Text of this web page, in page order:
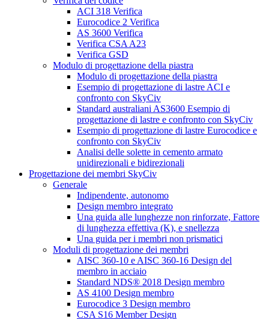
ACI 318 Verifica
Eurocodice 2 Verifica
AS 3600 Verifica
Verifica CSA A23
Verifica GSD
Modulo di progettazione della piastra
Modulo di progettazione della piastra
Esempio di progettazione di lastre ACI e
confronto con SkyCiv
Standard australiani AS3600 Esempio di
progettazione di lastre e confronto con SkyCiv
Esempio di progettazione di lastre Eurocodice e
confronto con SkyCiv
Analisi delle solette in cemento armato
unidirezionali e bidirezionali
Progettazione dei membri SkyCiv
Generale
Indipendente, autonomo
Design membro integrato
Una guida alle lunghezze non rinforzate, Fattore
di lunghezza effettiva (K), e snellezza
Una guida per i membri non prismatici
Moduli di progettazione dei membri
AISC 360-10 e AISC 360-16 Design del
membro in acciaio
Standard NDS® 2018 Design membro
AS 4100 Design membro
Eurocodice 3 Design membro
CSA S16 Member Design